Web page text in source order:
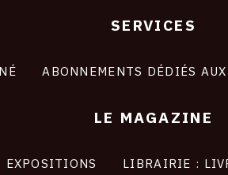
SERVICES
ABONNEMENTS DÉDIÉS
LE MAGAZINE
EXPOSITIONS LIBRAIRIE :